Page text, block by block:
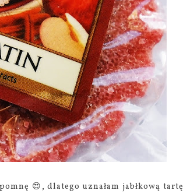
😍, dlatego uznałam jabłkową tartę